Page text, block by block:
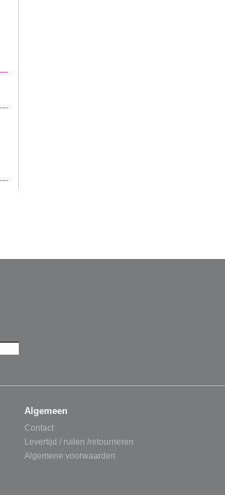
Algemeen
Contact
Levertijd / ruilen /retourneren
Algemene voorwaarden